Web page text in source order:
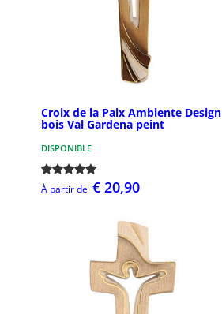
Croix de la Paix Ambiente Design
bois Val Gardena peint
DISPONIBLE
À partir de € 20,90